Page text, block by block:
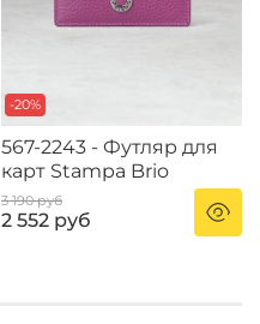
-20%
567-2243 - Футляр для
карт Stampa Brio
3 190 руб
2 552 руб